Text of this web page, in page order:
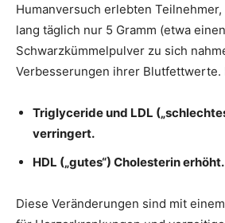
Humanversuch erlebten Teilnehmer,
lang täglich nur 5 Gramm (etwa
Schwarzkümmelpulver zu sich
Verbesserungen ihrer Blutfettwerte.
Triglyceride und LDL
verringert.
HDL („gutes“) Cholesterin erhöht.
Diese Veränderungen sind mit